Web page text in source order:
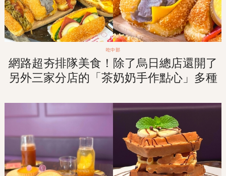
吃中部
網路超夯排隊美食！除了烏日總店還開了
另外三家分店的「茶奶奶手作點心」多種